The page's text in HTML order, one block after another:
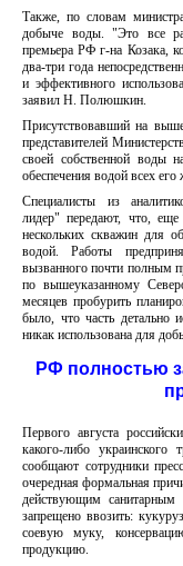
Также, по словам
добыче воды. "Это все
премьера РФ г-на Козака,
два-три года
и эффективного
заявил Н. Полюшкин.
Присутствовавший на
представителей
своей собственной воды
обеспечения водой всех его
Специалисты из
лидер" передают, что,
нескольких скважин для
водой. Работы
вызванного почти полным
по вышеуказанному
месяцев пробурить
было, что часть детально
никак использована для
РФ полностью
Первого августа
какого-либо украинского
сообщают сотрудники
очередная формальная
действующим
запрещено ввозить:
соевую муку,
продукцию.